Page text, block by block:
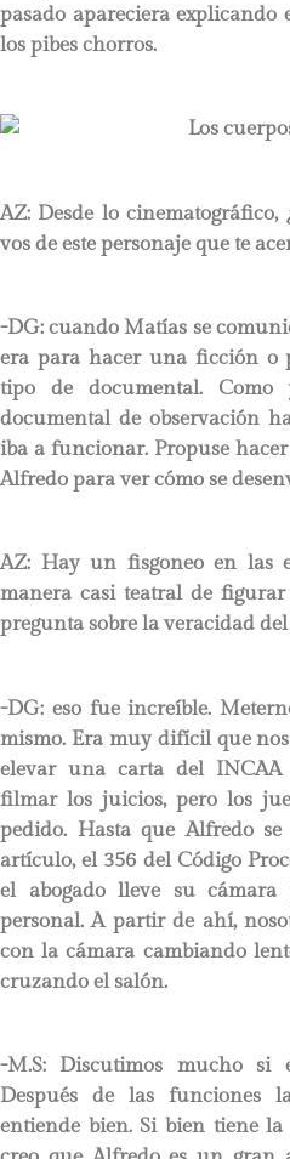
pasado apareciera
los pibes chorros.
AZ: Desde lo cinematográfico,
vos de este personaje que te
-DG: cuando Matías se
era para hacer una ficción o
tipo de documental.
documental de observación
iba a funcionar. Propuse
Alfredo para ver cómo se
AZ: Hay un fisgoneo en las
manera casi teatral de
pregunta sobre la veracidad
-DG: eso fue increíble.
mismo. Era muy difícil que
elevar una carta del INCAA
filmar los juicios, pero los
pedido. Hasta que Alfredo
artículo, el 356 del Código
el abogado lleve su
personal. A partir de ahí,
con la cámara cambiando
cruzando el salón.
-M.S: Discutimos mucho si
Después de las funciones
entiende bien. Si bien tiene